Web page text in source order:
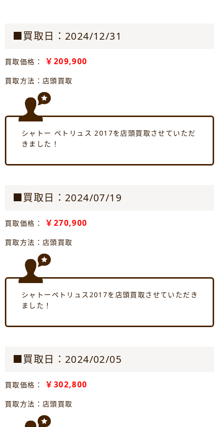
■買取日：2024/12/31
買取価格： ￥209,900
買取方法：店頭買取
シャトー ペトリュス 2017を店頭買取させていただ
きました！
■買取日：2024/07/19
買取価格： ￥270,900
買取方法：店頭買取
シャトーペトリュス2017を店頭買取させていただき
ました！
■買取日：2024/02/05
買取価格： ￥302,800
買取方法：店頭買取